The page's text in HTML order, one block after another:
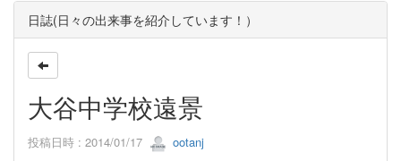
日誌(日々の出来事を紹介しています！）
大谷中学校遠景
投稿日時 : 2014/01/17 ootanj